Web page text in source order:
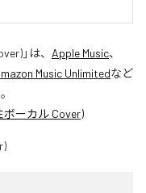
」は、 Apple Music、
Music Unlimitedなど
ーカル Cover)